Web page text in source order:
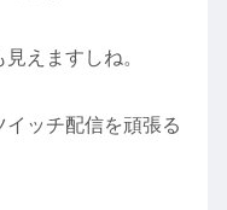
えますしね。
イッチ配信を頑張る